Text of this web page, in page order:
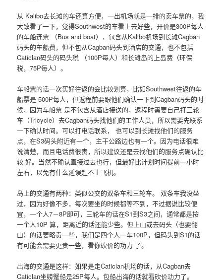
从 Kalibo去长滩的车还算方便，一出机场就是一排的卖车票的，我
大致看了一下，觉得Southwest的车看上去好些，开价是300P每人
的车船连票 （Bus and boat），包含从Kalibo机场到长滩Cagban
码头的车船费，但不包从Cagban码头到酒店的交通，也不包括
Caticlan码头的码头税 （100P每人）和长滩岛的上岛费（环保
税，75P每人）。
车船票的话一次买好往返的会比较划算，比如Southwest往返的车
船票是 500P每人，但返程前要跟他们确认一下到Cagban码头的时
候，因为车船票 是不包含从酒店接送的，返程时需要自己打三轮
车（Tricycle）去Cagban码头找他们的工作人员，所以需要先联系
一下确认时间。可以打电话联系， 也可以到长滩找他们的服务
点，在S3码头附近有一个，主干公路边也有一个。因为电话很难
说清楚，而且电话费很贵，所以建议还是去找他们的服务点确认比
较 好。当然不确认直接过去也行，但最好比计划时间提前一小时
左右，以免有什么延误赶不上飞机。
岛上的交通有两种：类似公交的双条车和三轮车。 双条车我没坐
过，因为好像不多，每次要坐的时候都等不到，不过据说比较便
宜，一个人7－8P即可，三轮车的话在S1到S3之间，通常都是按
一个人10P 算，距离近的话还能少些。但上山或去码头（也要翻
山）的话要略贵一些，我们是四个人一车100P，但码头到S1的话
有可能会需要更贵一些，看你砍价的功力 了。
出海的交通是这样：如果是走Caticlan机场的话，从Cagban去
Caticlan坐螃蟹船是25P每人。包船出海的话就看砍价功力了。